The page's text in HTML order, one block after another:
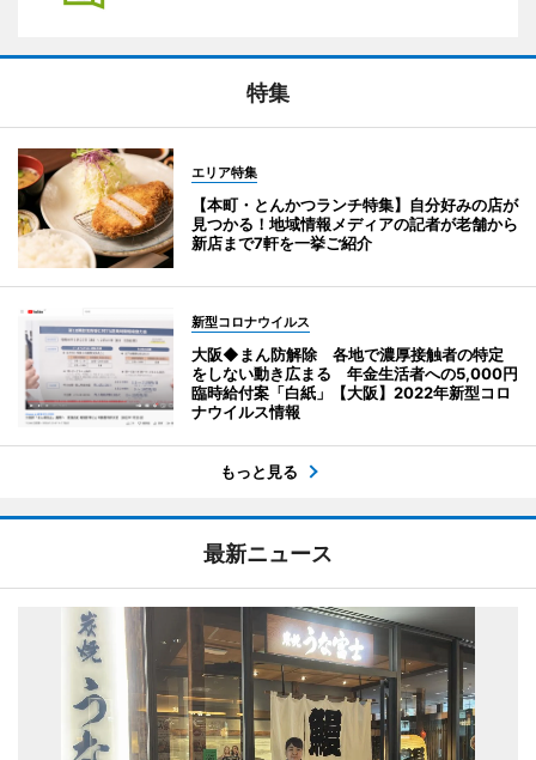
特集
エリア特集
【本町・とんかつランチ特集】自分好みの店が
見つかる！地域情報メディアの記者が老舗から
新店まで7軒を一挙ご紹介
新型コロナウイルス
大阪◆まん防解除 各地で濃厚接触者の特定
をしない動き広まる 年金生活者への5,000円
臨時給付案「白紙」【大阪】2022年新型コロ
ナウイルス情報
もっと見る
最新ニュース